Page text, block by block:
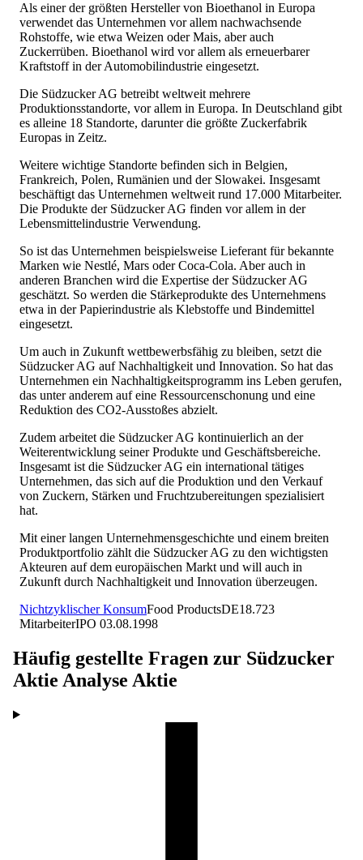
Als einer der größten Hersteller von Bioethanol in Europa
verwendet das Unternehmen vor allem nachwachsende
Rohstoffe, wie etwa Weizen oder Mais, aber auch
Zuckerrüben. Bioethanol wird vor allem als erneuerbarer
Kraftstoff in der Automobilindustrie eingesetzt.
Die Südzucker AG betreibt weltweit mehrere
Produktionsstandorte, vor allem in Europa. In Deutschland gibt
es alleine 18 Standorte, darunter die größte Zuckerfabrik
Europas in Zeitz.
Weitere wichtige Standorte befinden sich in Belgien,
Frankreich, Polen, Rumänien und der Slowakei. Insgesamt
beschäftigt das Unternehmen weltweit rund 17.000 Mitarbeiter.
Die Produkte der Südzucker AG finden vor allem in der
Lebensmittelindustrie Verwendung.
So ist das Unternehmen beispielsweise Lieferant für bekannte
Marken wie Nestlé, Mars oder Coca-Cola. Aber auch in
anderen Branchen wird die Expertise der Südzucker AG
geschätzt. So werden die Stärkeprodukte des Unternehmens
etwa in der Papierindustrie als Klebstoffe und Bindemittel
eingesetzt.
Um auch in Zukunft wettbewerbsfähig zu bleiben, setzt die
Südzucker AG auf Nachhaltigkeit und Innovation. So hat das
Unternehmen ein Nachhaltigkeitsprogramm ins Leben gerufen,
das unter anderem auf eine Ressourcenschonung und eine
Reduktion des CO2-Ausstoßes abzielt.
Zudem arbeitet die Südzucker AG kontinuierlich an der
Weiterentwicklung seiner Produkte und Geschäftsbereiche.
Insgesamt ist die Südzucker AG ein international tätiges
Unternehmen, das sich auf die Produktion und den Verkauf
von Zuckern, Stärken und Fruchtzubereitungen spezialisiert
hat.
Mit einer langen Unternehmensgeschichte und einem breiten
Produktportfolio zählt die Südzucker AG zu den wichtigsten
Akteuren auf dem europäischen Markt und will auch in
Zukunft durch Nachhaltigkeit und Innovation überzeugen.
Nichtzyklischer KonsumFood ProductsDE18.723
MitarbeiterIPO 03.08.1998
Häufig gestellte Fragen zur Südzucker
Aktie Analyse Aktie